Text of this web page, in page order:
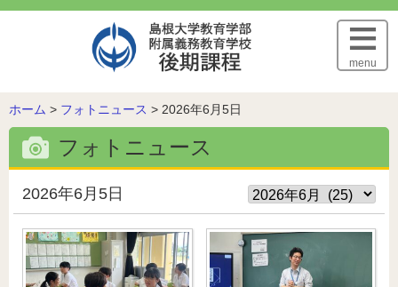
このページの本文へ
menu
こ
の
ー
ホーム > フォトニュース > 2026年6月5日
フォトニュース
2026年6月5日